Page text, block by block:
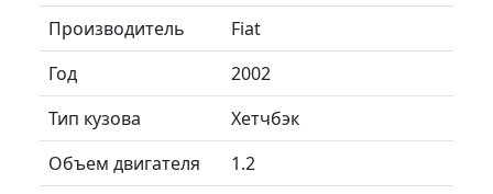
Производитель
Fiat
Год
2002
Тип кузова
Хетчбэк
Объем двигателя
1.2